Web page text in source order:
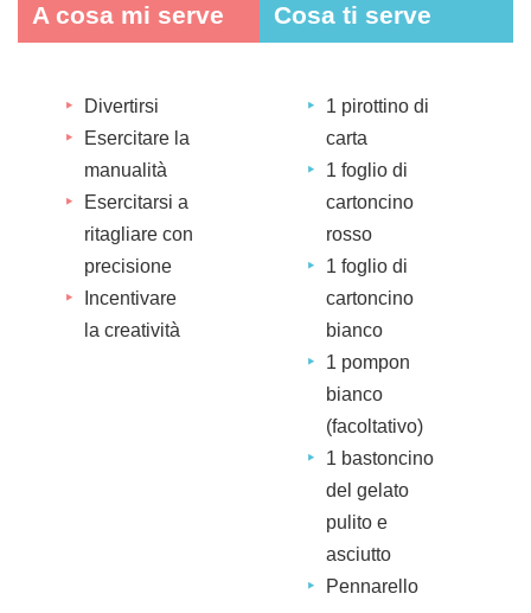
A cosa mi serve
Divertirsi
Esercitare la
manualità
Esercitarsi a
ritagliare con
precisione
Incentivare
la creatività
Cosa ti serve
1 pirottino di
carta
1 foglio di
cartoncino
rosso
1 foglio di
cartoncino
bianco
1 pompon
bianco
(facoltativo)
1 bastoncino
del gelato
pulito e
asciutto
Pennarello